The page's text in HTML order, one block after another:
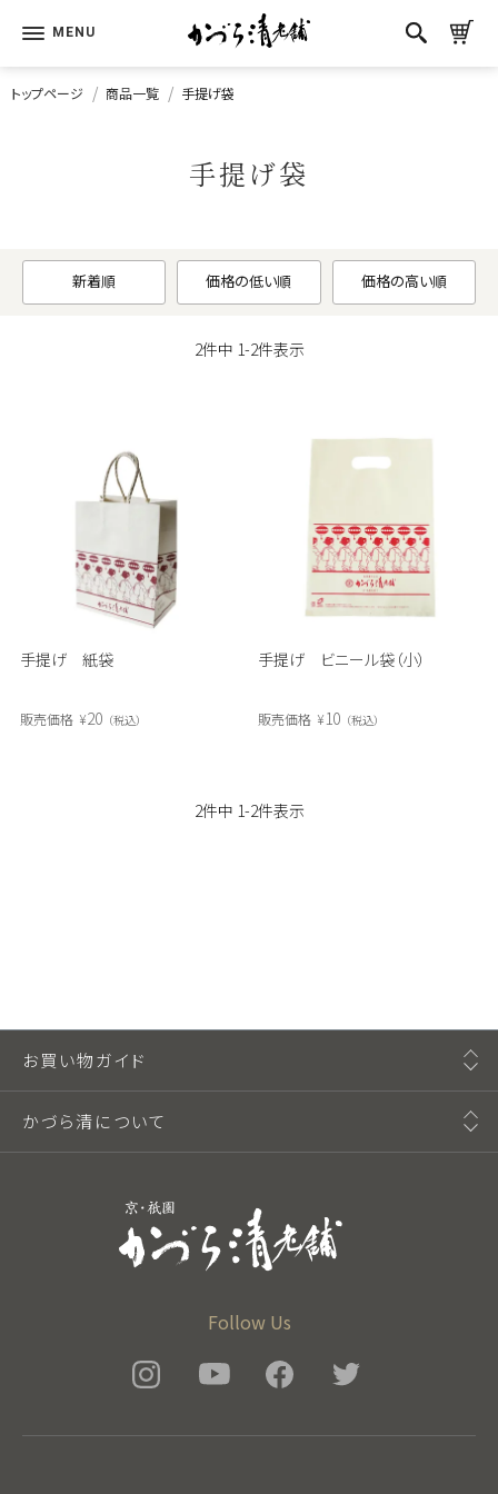
トップページ 商品一覧 手提げ袋
手提げ袋
新着順 価格の低い順 価格の高い順
2件中 1-2件表示
手提げ 紙袋
販売価格 ¥20 税込
手提げ ビニール袋（小）
販売価格 ¥10 税込
2件中 1-2件表示
Follow Us
お買い物ガイド
かづら清について